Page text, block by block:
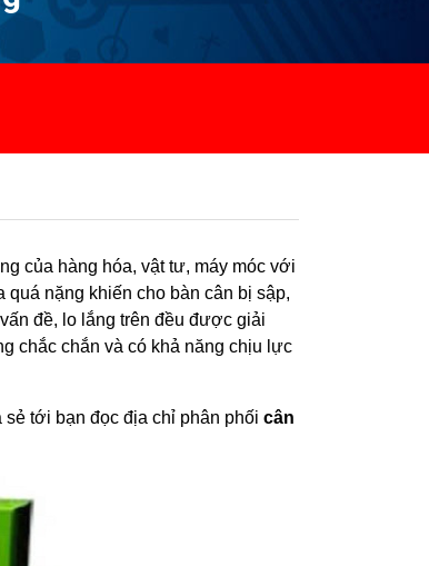
của hàng hóa, vật tư, máy móc với
nặng khiến cho bàn cân bị sập,
đề, lo lắng trên đều được giải
chắc chắn và có khả năng chịu lực
tới bạn đọc địa chỉ phân phối cân